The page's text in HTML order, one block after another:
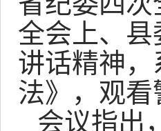
全会上、
讲话精神
法》，观
会议指出